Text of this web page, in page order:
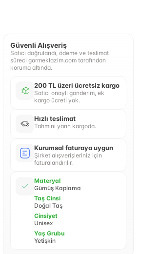
Güvenli Alışveriş
Satıcı doğrulandı, ödeme ve teslimat
süreci gormeklazim.com tarafından
koruma altında.
200 TL üzeri ücretsiz kargo
Satıcı onaylı gönderim, ek
kargo ücreti yok.
Hızlı teslimat
Tahmini yarın kargoda.
Kurumsal faturaya uygun
Şirket alışverişleriniz için
faturalandırılır.
Materyal
Gümüş Kaplama
Taş Cinsi
Doğal Taş
Cinsiyet
Unisex
Yaş Grubu
Yetişkin